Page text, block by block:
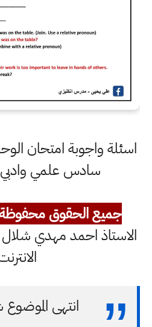
اسئلة واجوبة امتحان
سادس علمي وادبي
جميع الحقوق
الاستاذ احمد مهدي
انتهى